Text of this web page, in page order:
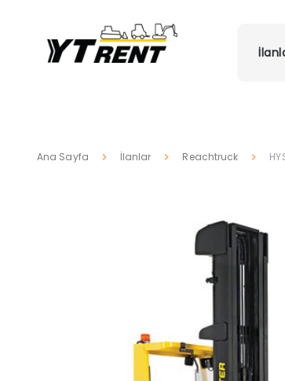
Ana Sayfa İlanlar Reachtruck